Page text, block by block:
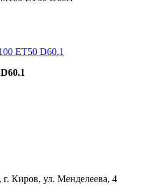
ET50 D60.1
Киров, ул. Менделеева, 4